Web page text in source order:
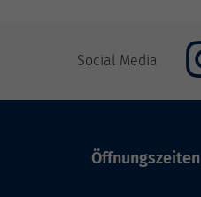
Social Media
Öffnungszeiten